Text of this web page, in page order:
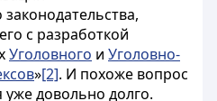
с разработкой
Уголовного и Уголовно-
»[2]. И похоже вопрос
уже довольно долго.